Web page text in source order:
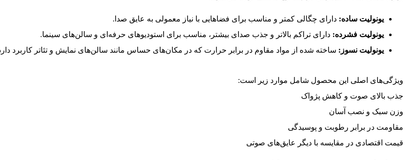
یونولیت ساده: دارای چگالی کمتر و مناسب برای فضاهایی با نیاز معمولی به عایق صدا.
یونولیت فشرده: دارای تراکم بالاتر و جذب صدای بیشتر، مناسب برای استودیوهای حرفه‌ای و سالن‌های سینما.
یونولیت نسوز: ساخته شده از مواد مقاوم در برابر حرارت که در مکان‌های حساس مانند سالن‌های نمایش و تئاتر کاربرد
ویژگی‌های اصلی این محصول شامل موارد زیر است:
جذب بالای صوت و کاهش پژواک
وزن سبک و نصب آسان
مقاومت در برابر رطوبت و پوسیدگی
قیمت اقتصادی در مقایسه با دیگر عایق‌های صوتی